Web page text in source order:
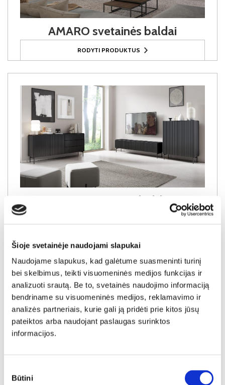
Šioje svetainėje naudojami slapukai
Naudojame slapukus, kad galėtume suasmeninti turinį
bei skelbimus, teikti visuomeninės medijos funkcijas ir
analizuoti srautą. Be to, svetainės naudojimo informaciją
bendriname su visuomeninės medijos, reklamavimo ir
analizės partneriais, kurie gali ją pridėti prie kitos jūsų
pateiktos arba naudojant paslaugas surinktos
informacijos.
pasirinkimas
Būtini
AMARO svetainės baldai
RODYTI PRODUKTUS
MUTI svetainės baldai